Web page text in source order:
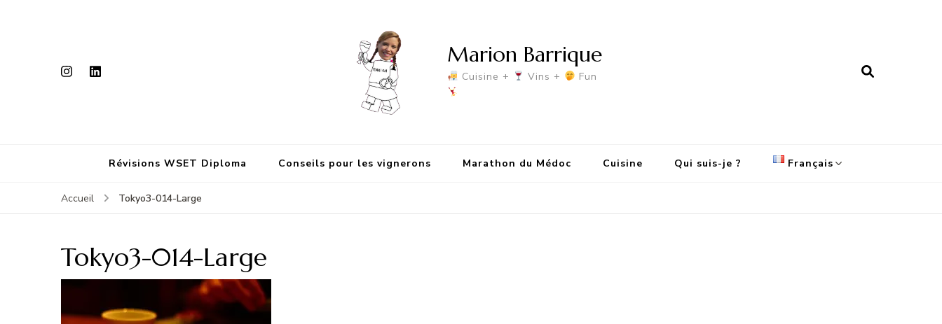
Marion Barrique
Cuisine + Vins + Fun
Révisions WSET Diploma Conseils pour les vignerons Marathon du Médoc Cuisine Qui suis-je ? Français
Accueil Tokyo3-014-Large
Tokyo3-014-Large